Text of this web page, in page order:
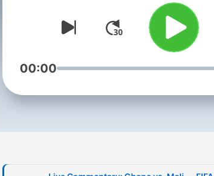
00:00